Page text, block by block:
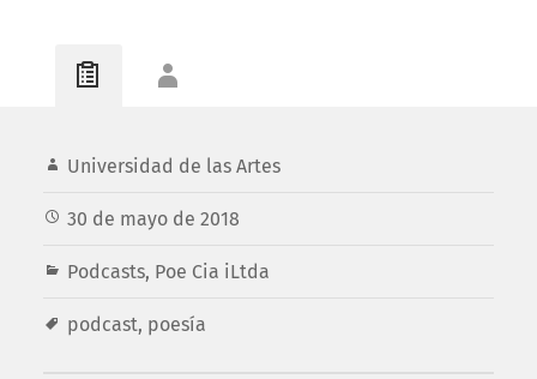
Universidad de las Artes
30 de mayo de 2018
Podcasts, Poe Cia iLtda
podcast, poesía